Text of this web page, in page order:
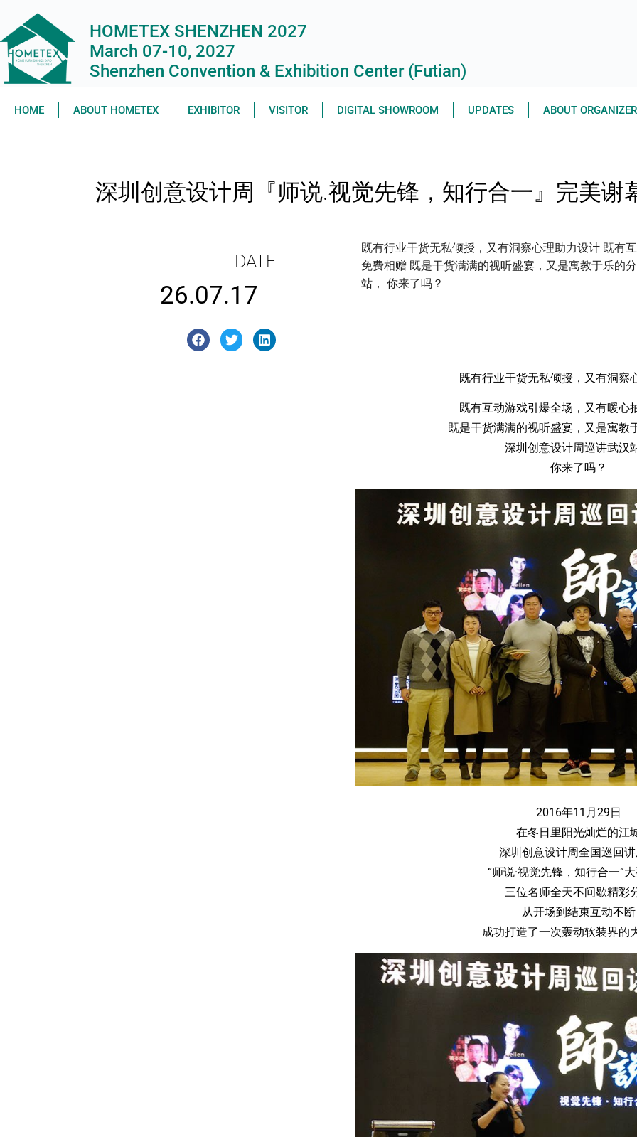
HOMETEX SHENZHEN 2027
March 07-10, 2027
Shenzhen Convention & Exhibition Center (Futian)
HOME ABOUT HOMETEX EXHIBITOR VISITOR DIGITAL SHOWROOM UPDATES ABOUT
深圳创意设计周『师说.视觉先锋，知行合一』完美谢
DATE
26.07.17
既有行业干货无私倾授，又有洞察心理助力设计 既有
免费相赠 既是干货满满的视听盛宴，又是寓教于乐的
站， 你来了吗？
既有行业干货无私倾授，又有洞察
既有互动游戏引爆全场，又有暖心
既是干货满满的视听盛宴，又是寓教
深圳创意设计周巡讲武汉
你来了吗？
2016年11月29日
在冬日里阳光灿烂的江
深圳创意设计周全国巡回
“师说·视觉先锋，知行合一”
三位名师全天不间歇精彩
从开场到结束互动不断
成功打造了一次轰动软装界的